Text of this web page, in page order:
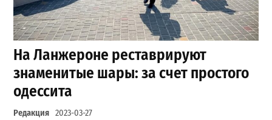
На Ланжероне реставрируют
знаменитые шары: за счет простого
одессита
Редакция 2023-03-27